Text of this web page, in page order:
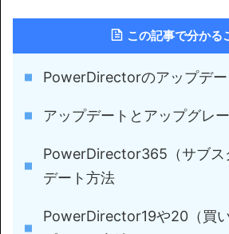
この記事で分かる
PowerDirectorのアップデ
アップデートとアップグレ
PowerDirector365（サブス
デート方法
PowerDirector19や20（買